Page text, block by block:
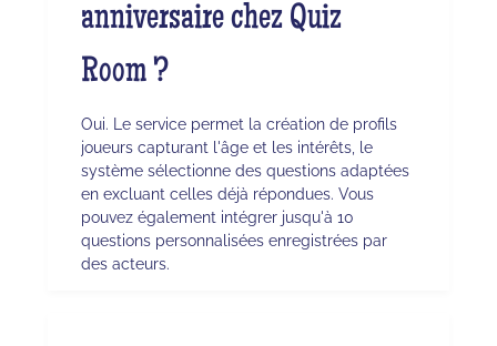
anniversaire chez Quiz
Room ?
Oui. Le service permet la création de profils
joueurs capturant l'âge et les intérêts, le
système sélectionne des questions adaptées
en excluant celles déjà répondues. Vous
pouvez également intégrer jusqu'à 10
questions personnalisées enregistrées par
des acteurs.